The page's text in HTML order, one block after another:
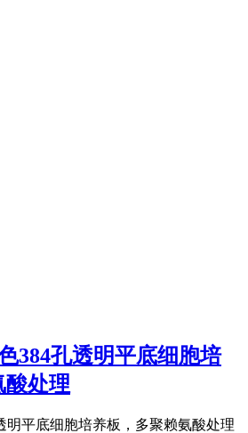
384孔透明平底细胞培
酸处理
明平底细胞培养板，多聚赖氨酸处理